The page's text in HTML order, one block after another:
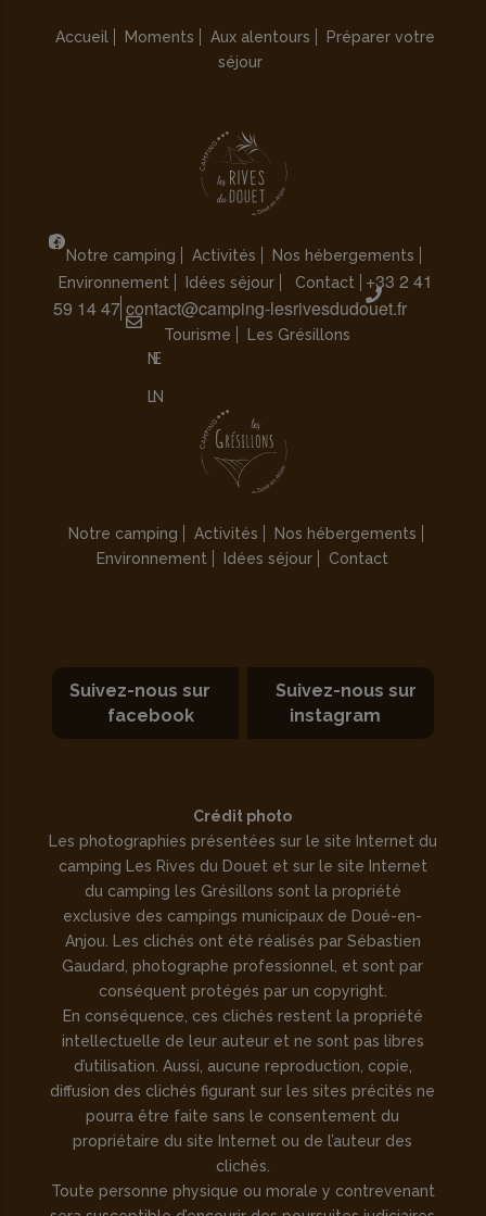
Accueil Moments Aux alentours
Préparer votre
séjour
Notre camping Activités
Nos hébergements
Environnement
Idées séjour Contact
+33 2 41
59 14 47 contact@camping-lesrivesdudouet.fr
Tourisme Les Grésillons
Notre camping Activités
Nos hébergements
Environnement
Idées séjour Contact
Suivez-nous sur
facebook
Suivez-nous sur
instagram
Crédit photo
Les photographies présentées sur le site Internet du
camping Les Rives du Douet et sur le site Internet
du camping les Grésillons sont la propriété
exclusive des campings municipaux de Doué-en-
Anjou. Les clichés ont été réalisés par Sébastien
Gaudard, photographe professionnel, et sont par
conséquent protégés par un copyright.
En conséquence, ces clichés restent la propriété
intellectuelle de leur auteur et ne sont pas libres
d’utilisation. Aussi, aucune reproduction, copie,
diffusion des clichés figurant sur les sites précités ne
pourra être faite sans le consentement du
propriétaire du site Internet ou de l’auteur des
clichés.
Toute personne physique ou morale y contrevenant